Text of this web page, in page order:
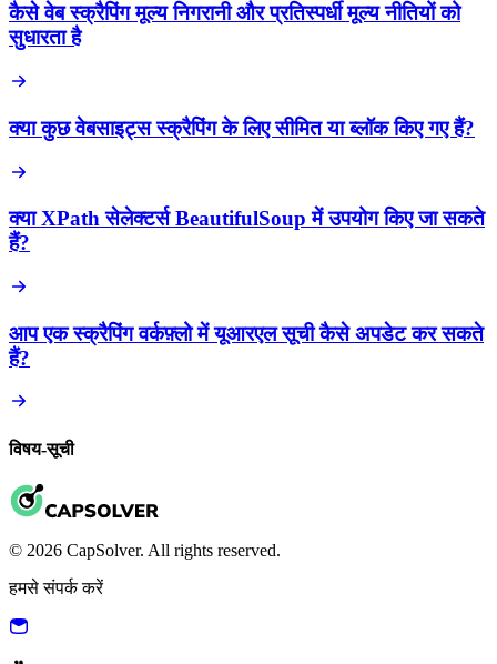
कैसे वेब स्क्रैपिंग मूल्य निगरानी और प्रतिस्पर्धी मूल्य नीतियों को
सुधारता है
क्या कुछ वेबसाइट्स स्क्रैपिंग के लिए सीमित या ब्लॉक किए गए हैं?
क्या XPath सेलेक्टर्स BeautifulSoup में उपयोग किए जा सकते
हैं?
आप एक स्क्रैपिंग वर्कफ़्लो में यूआरएल सूची कैसे अपडेट कर सकते
हैं?
विषय-सूची
© 2026 CapSolver. All rights reserved.
हमसे संपर्क करें